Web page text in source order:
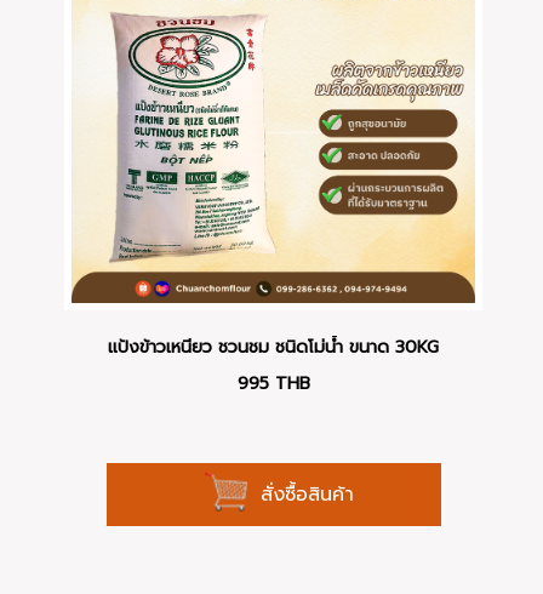
แป้งข้าวเหนียว ชวนชม ชนิดโม่น้ำ ขนาด 30KG
995 THB
สั่งซื้อสินค้า